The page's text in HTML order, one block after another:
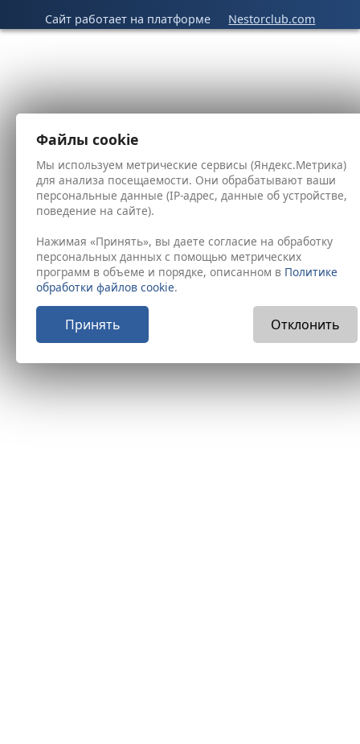
Сайт работает на платформе
Nestorclub.com
Файлы cookie
Мы используем метрические сервисы (Яндекс.Метрика)
для анализа посещаемости. Они обрабатывают ваши
персональные данные (IP-адрес, данные об устройстве,
поведение на сайте).
Нажимая «Принять», вы даете согласие на обработку
персональных данных с помощью метрических
программ в объеме и порядке, описанном в Политике
обработки файлов cookie.
Принять Отклонить